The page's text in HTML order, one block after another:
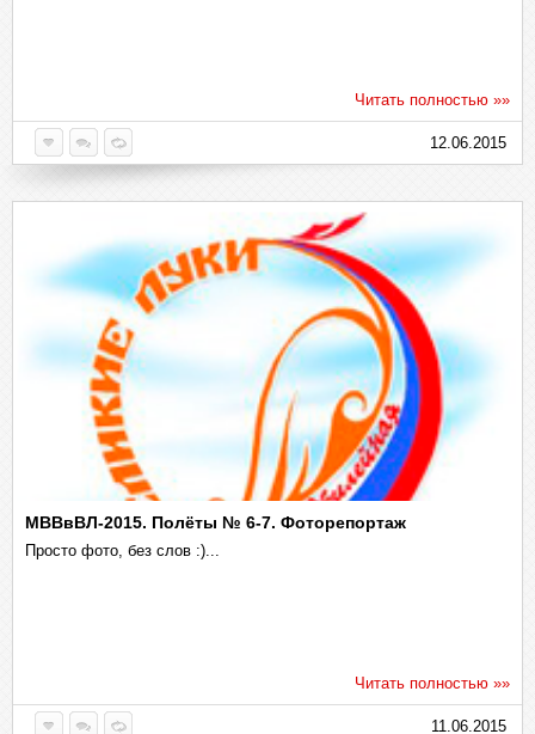
Читать полностью »»
12.06.2015
МВВвВЛ-2015. Полёты № 6-7. Фоторепортаж
Просто фото, без слов :)...
Читать полностью »»
11.06.2015